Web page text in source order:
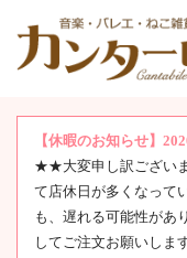
【休暇のお知らせ】
★★大変申し訳ござい
て店休日が多くなって
も、遅れる可能性があ
してご注文お願いしま